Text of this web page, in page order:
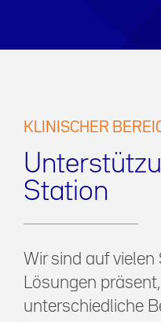
KLINISCHER
Station
Wir sind auf
Lösungen
unterschiedliche